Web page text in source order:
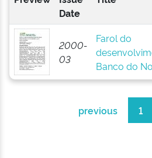
Date
2000-
03
Farol do
Banco do
previous 1